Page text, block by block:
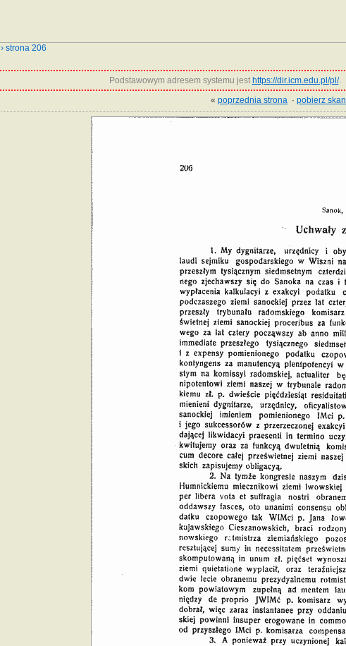
› strona 206
Podstawowym adresem systemu jest https://dir.icm.edu.pl/pl/.
«poprzednia strona ·pobierz skan